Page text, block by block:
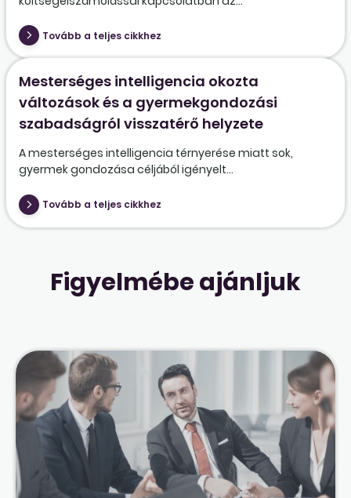
Tovább a teljes cikkhez
Mesterséges intelligencia okozta
változások és a gyermekgondozási
szabadságról visszatérő helyzete
A mesterséges intelligencia térnyerése miatt sok,
gyermek gondozása céljából igényelt...
Tovább a teljes cikkhez
Figyelmébe ajánljuk